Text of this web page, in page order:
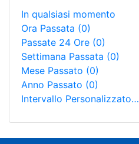
In qualsiasi momento
Ora Passata (0)
Passate 24 Ore (0)
Settimana Passata (0)
Mese Passato (0)
Anno Passato (0)
Intervallo Personalizzato…